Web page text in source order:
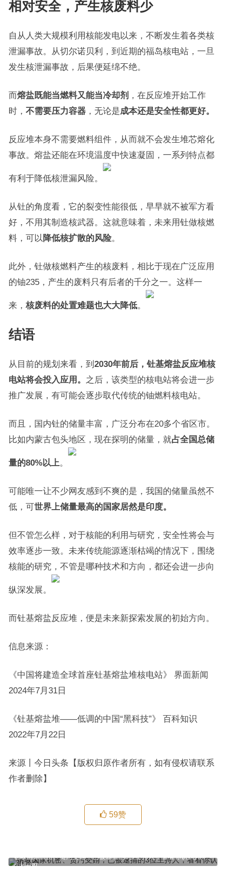
相对安全，产生核废料少
自从人类大规模利用核能发电以来，不断发生着各类核
泄漏事故。从切尔诺贝利，到近期的福岛核电站，一旦
发生核泄漏事故，后果便延绵不绝。
而熔盐既能当燃料又能当冷却剂 ，在反应堆开始工作
时， 不需要压力容器，无论是成本还是安全性都更好。
反应堆本身不需要燃料组件，从而就不会发生堆芯熔化
事故。熔盐还能在环境温度中快速凝固，一系列特点都
有利于降低核泄漏风险。
从钍的角度看，它的裂变性能很低，早早就不被军方看
好，不用其制造核武器。这就意味着，未来用钍做核燃
料，可以 降低核扩散的风险。
此外，钍做核燃料产生的核废料，相比于现在广泛应用
的铀235，产生的废料只有后者的千分之一。这样一
来， 核废料的处置难题也大大降低。
结语
从目前的规划来看，到 2030年前后，钍基熔盐反应堆核
电站将会投入应用。 之后，该类型的核电站将会进一步
推广发展，有可能会逐步取代传统的铀燃料核电站。
而且，国内钍的储量丰富，广泛分布在20多个省区市。
比如内蒙古包头地区，现在探明的储量，就占全国总储
量的80%以上。
可能唯一让不少网友感到不爽的是，我国的储量虽然不
低，可世界上储量最高的国家居然是印度。
但不管怎么样，对于核能的利用与研究，安全性将会与
效率逐步一致。未来传统能源逐渐枯竭的情况下，围绕
核能的研究，不管是哪种技术和方向，都还会进一步向
纵深发展。
而钍基熔盐反应堆，便是未来新探索发展的初始方向。
信息来源：
《中国将建造全球首座钍基熔盐堆核电站》 界面新闻
2024年7月31日
《钍基熔盐堆——低调的中国“黑科技”》 百科知识
2022年7月22日
来源丨今日头条【版权归原作者所有，如有侵权请联系
作者删除】
59赞
上一篇
窃取国家机密、贪污受贿，已被逮捕的3位主持人，看看你认识几个